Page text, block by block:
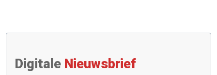
Digitale Nieuwsbrief